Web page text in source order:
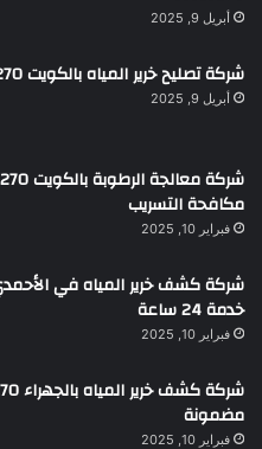
أبريل 9, 2025
شركة تصليح خرير المياه بالكويت 95515270
أبريل 9, 2025
مكافحة التسريب
فبراير 10, 2025
خدمة 24 ساعة
فبراير 10, 2025
مضمونة
فبراير 10, 2025